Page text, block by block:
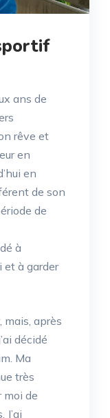
ans de
rêve et
en
en
de son
de
à
et à garder
mais, après
décidé
Ma
très
moi de